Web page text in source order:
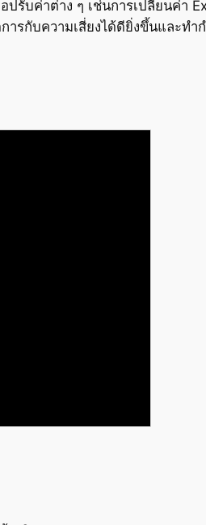
ปรับค่าต่าง ๆ เช่นการเปลี่ยนค่า
รกับความเสี่ยงได้ดียิ่งขึ้นและทำก